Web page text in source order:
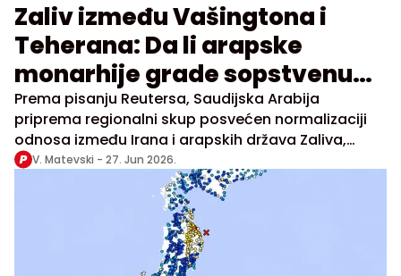
Zaliv između Vašingtona i
Teherana: Da li arapske
monarhije grade sopstvenu
bezbednosnu i energetsku
arhitekturu?
Prema pisanju Reutersa, Saudijska Arabija
priprema regionalni skup posvećen normalizaciji
odnosa između Irana i arapskih država Zaliva,
potpuno odvojeno od američko-iranskih
V. Matevski - 27. Jun 2026.